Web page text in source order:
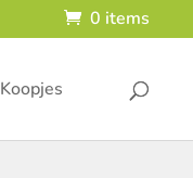
0 items
Koopjes